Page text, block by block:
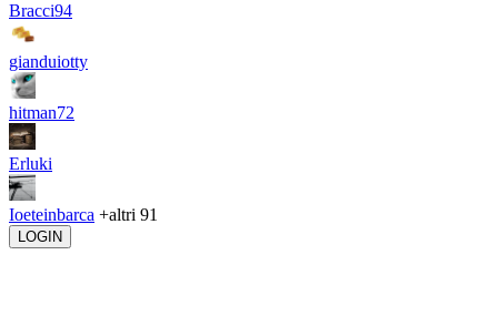
Bracci94
gianduiotty
hitman72
Erluki
Ioeteinbarca +altri 91
LOGIN